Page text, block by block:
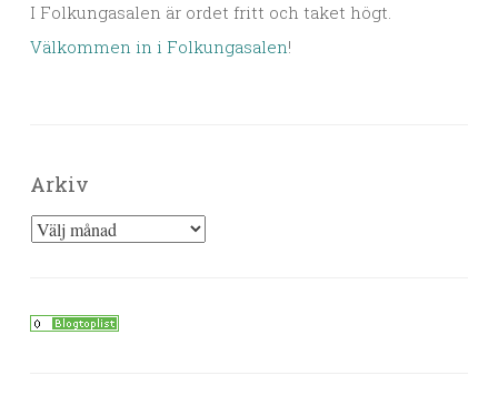
I Folkungasalen är ordet fritt och taket högt.
Välkommen in i Folkungasalen!
Arkiv
Arkiv